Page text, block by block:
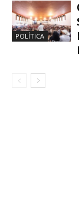
POLÍTICA